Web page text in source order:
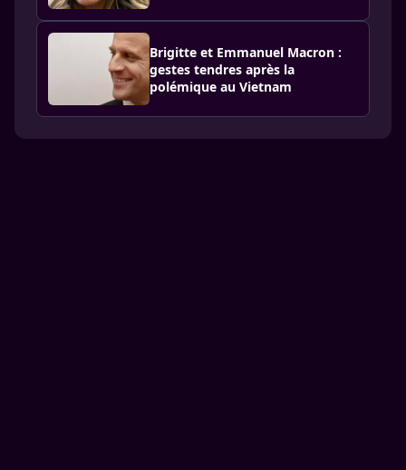
Brigitte et Emmanuel Macron :
gestes tendres après la
polémique au Vietnam